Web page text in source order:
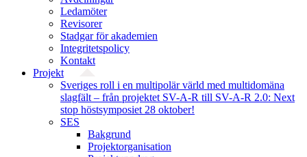
Ledamöter
Revisorer
Stadgar för akademien
Integritetspolicy
Kontakt
Projekt
Sveriges roll i en multipolär värld med multidomäna
slagfält – från projektet SV-A-R till SV-A-R 2.0: Next
stop höstsymposiet 28 oktober!
SES
Bakgrund
Projekt­organisation